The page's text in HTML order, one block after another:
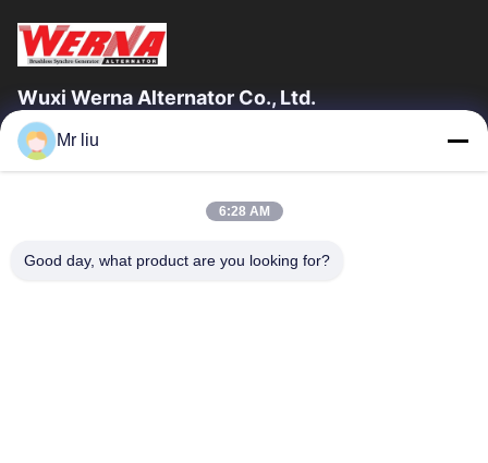
Wuxi Werna Alternator Co., Ltd.
Liens Rapides
À Propos De Nous
Visite De L'usine
Contrôle De La Qualité
Mr liu
6:28 AM
Good day, what product are you looking for?